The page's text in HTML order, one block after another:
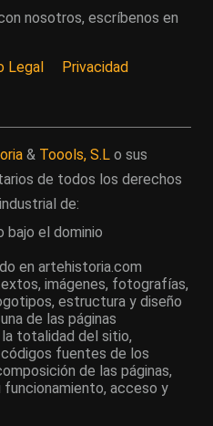
nosotros, escríbenos en
Legal Privacidad
& Toools, S.L o sus
de todos los derechos
de:
bajo el dominio
en artehistoria.com
imágenes, fotografías,
estructura y diseño
de las páginas
totalidad del sitio,
fuentes de los
de las páginas,
acceso y